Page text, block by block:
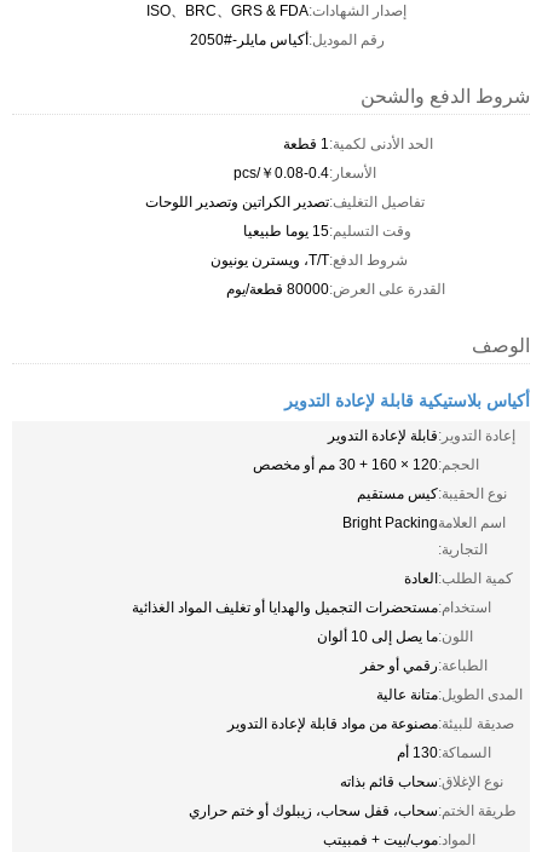
إصدار الشهادات:ISO、BRC、GRS & FDA
رقم الموديل:أكياس مايلر-#2050
شروط الدفع والشحن
الحد الأدنى لكمية:1 قطعة
الأسعار:￥0.08-0.4/pcs
تفاصيل التغليف:تصدير الكراتين وتصدير اللوحات
وقت التسليم:15 يوما طبيعيا
شروط الدفع:T/T، ويسترن يونيون
القدرة على العرض:80000 قطعة/يوم
الوصف
أكياس بلاستيكية قابلة لإعادة التدوير
إعادة التدوير:قابلة لإعادة التدوير
الحجم:120 × 160 + 30 مم أو مخصص
نوع الحقيبة:كيس مستقيم
اسم العلامة
التجارية:
Bright Packing
كمية الطلب:العادة
استخدام:مستحضرات التجميل والهدايا أو تغليف المواد الغذائية
اللون:ما يصل إلى 10 ألوان
الطباعة:رقمي أو حفر
المدى الطويل:متانة عالية
صديقة للبيئة:مصنوعة من مواد قابلة لإعادة التدوير
السماكة:130 أم
نوع الإغلاق:سحاب قائم بذاته
طريقة الختم:سحاب، قفل سحاب، زيبلوك أو ختم حراري
المواد:موب/بيت + فمبيتب